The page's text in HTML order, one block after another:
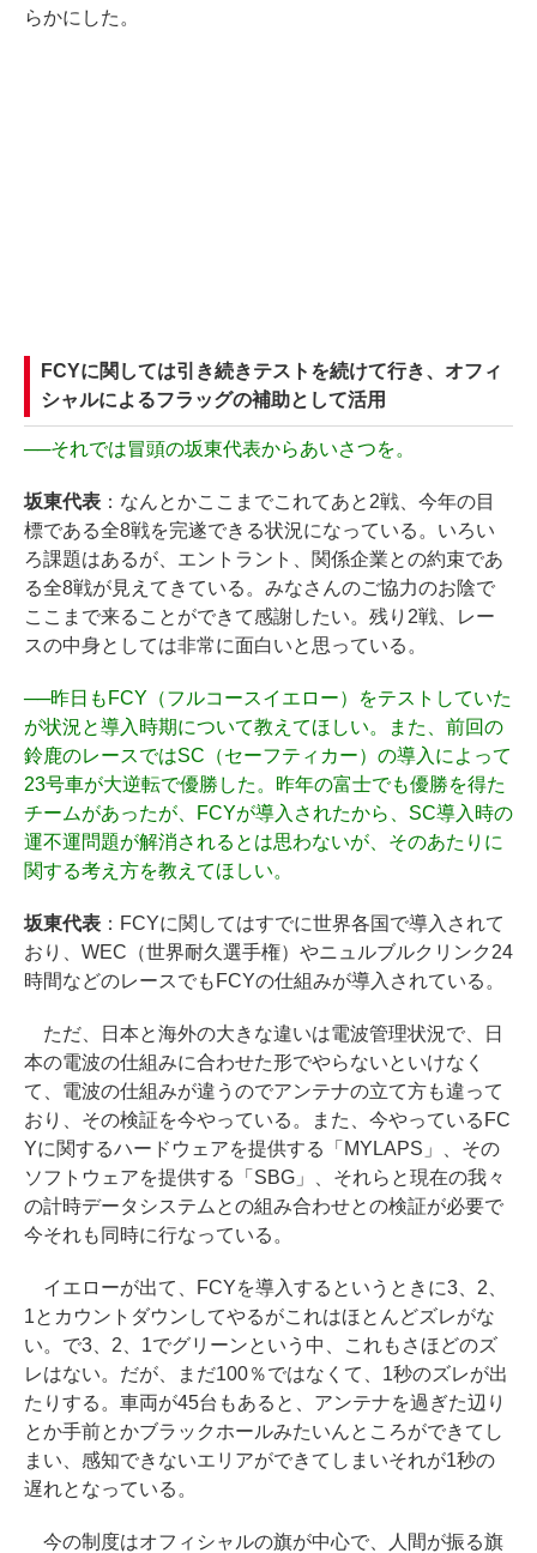
らかにした。
FCYに関しては引き続きテストを続けて行き、オフィ
シャルによるフラッグの補助として活用
──それでは冒頭の坂東代表からあいさつを。
坂東代表：なんとかここまでこれてあと2戦、今年の目
標である全8戦を完遂できる状況になっている。いろい
ろ課題はあるが、エントラント、関係企業との約束であ
る全8戦が見えてきている。みなさんのご協力のお陰で
ここまで来ることができて感謝したい。残り2戦、レー
スの中身としては非常に面白いと思っている。
──昨日もFCY（フルコースイエロー）をテストしていた
が状況と導入時期について教えてほしい。また、前回の
鈴鹿のレースではSC（セーフティカー）の導入によって
23号車が大逆転で優勝した。昨年の富士でも優勝を得た
チームがあったが、FCYが導入されたから、SC導入時の
運不運問題が解消されるとは思わないが、そのあたりに
関する考え方を教えてほしい。
坂東代表：FCYに関してはすでに世界各国で導入されて
おり、WEC（世界耐久選手権）やニュルブルクリンク24
時間などのレースでもFCYの仕組みが導入されている。
ただ、日本と海外の大きな違いは電波管理状況で、日
本の電波の仕組みに合わせた形でやらないといけなく
て、電波の仕組みが違うのでアンテナの立て方も違って
おり、その検証を今やっている。また、今やっているFC
Yに関するハードウェアを提供する「MYLAPS」、その
ソフトウェアを提供する「SBG」、それらと現在の我々
の計時データシステムとの組み合わせとの検証が必要で
今それも同時に行なっている。
イエローが出て、FCYを導入するというときに3、2、
1とカウントダウンしてやるがこれはほとんどズレがな
い。で3、2、1でグリーンという中、これもさほどのズ
レはない。だが、まだ100％ではなくて、1秒のズレが出
たりする。車両が45台もあると、アンテナを過ぎた辺り
とか手前とかブラックホールみたいんところができてし
まい、感知できないエリアができてしまいそれが1秒の
遅れとなっている。
今の制度はオフィシャルの旗が中心で、人間が振る旗